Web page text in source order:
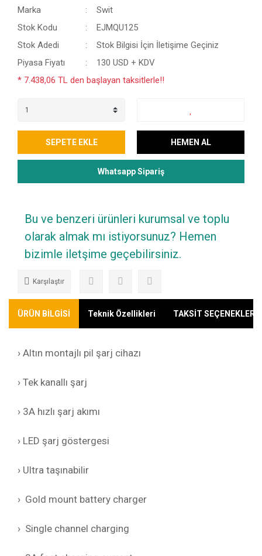
Marka
Swit
Stok Kodu
EJMQU125
Stok Adedi
Stok Bilgisi İçin İletişime Geçiniz
Piyasa Fiyatı
130 USD + KDV
* 7.438,06 TL den başlayan taksitlerle!!
SEPETE EKLE HEMEN AL
Whatsapp Sipariş
Bu ve benzeri ürünleri kurumsal ve toplu
olarak almak mı istiyorsunuz? Hemen
bizimle iletşime geçebilirsiniz.
Karşılaştır
ÜRÜN BİLGİSİ Teknik Özellikleri TAKSİT SEÇENEKLERİ
› Altın montajlı pil şarj cihazı
› Tek kanallı şarj
› 3A hızlı şarj akımı
› LED şarj göstergesi
› Ultra taşınabilir
› Gold mount battery charger
› Single channel charging